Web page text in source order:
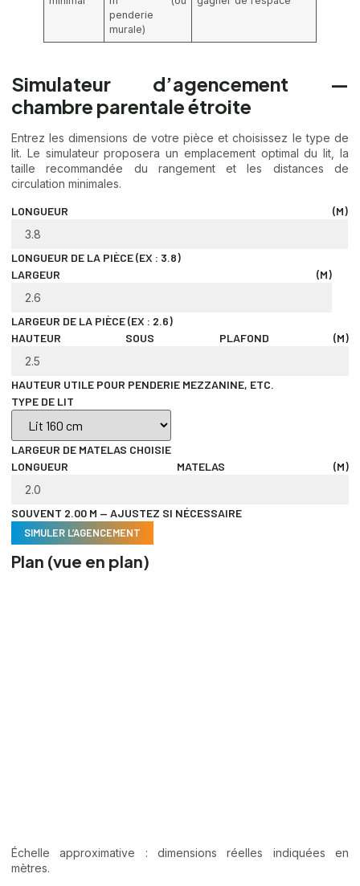
penderie
murale)
Simulateur d’agencement —
chambre parentale étroite
Entrez les dimensions de votre pièce et choisissez le type de
lit. Le simulateur proposera un emplacement optimal du lit, la
taille recommandée du rangement et les distances de
circulation minimales.
LONGUEUR (M)
LONGUEUR DE LA PIÈCE (EX : 3.8)
LARGEUR (M)
LARGEUR DE LA PIÈCE (EX : 2.6)
HAUTEUR SOUS PLAFOND (M)
HAUTEUR UTILE POUR PENDERIE MEZZANINE, ETC.
TYPE DE LIT
LARGEUR DE MATELAS CHOISIE
LONGUEUR MATELAS (M)
SOUVENT 2.00 M — AJUSTEZ SI NÉCESSAIRE
SIMULER L’AGENCEMENT
Plan (vue en plan)
Échelle approximative : dimensions réelles indiquées en
mètres.